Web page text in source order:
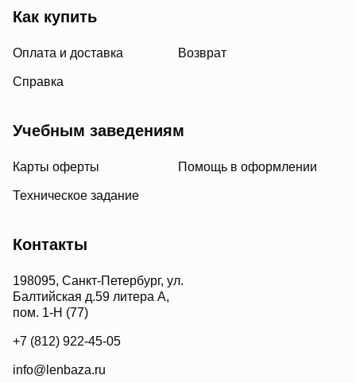
Как купить
Оплата и доставка Возврат
Справка
Учебным заведениям
Карты оферты Помощь в оформлении
Техническое задание
Контакты
198095, Санкт-Петербург, ул.
Балтийская д.59 литера А,
пом. 1-Н (77)
+7 (812) 922-45-05
info@lenbaza.ru